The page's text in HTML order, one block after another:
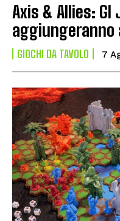
Axis & Allies: GI
aggiungeranno
GIOCHI DA TAVOLO 7